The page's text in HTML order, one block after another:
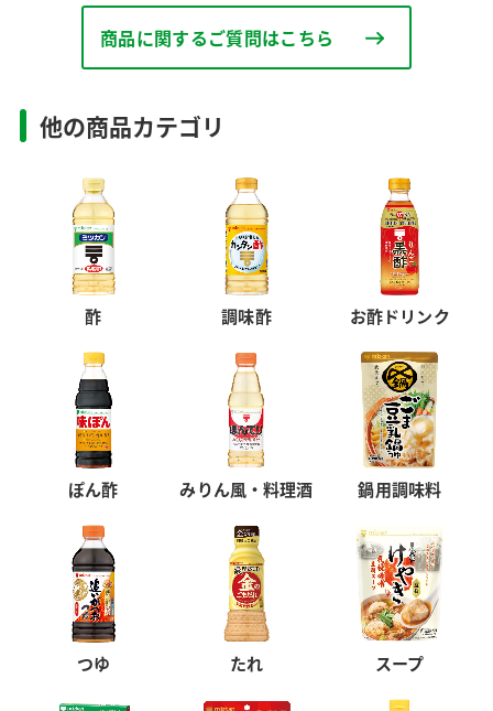
業務用サイト ミツカングループについて 製造所固有記号一覧
商品に関するご質問はこちら
他の商品カテゴリ
酢 調味酢 お酢ドリンク
ぽん酢 みりん風・料理酒 鍋用調味料
つゆ たれ スープ